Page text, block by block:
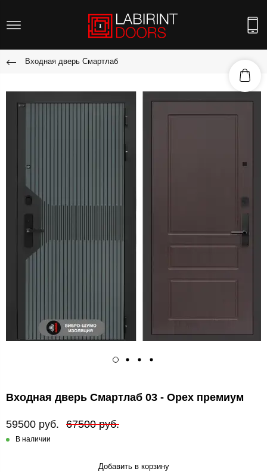
Входная дверь Смартлаб
Входная дверь Смартлаб 03 - Орех премиум
59500 руб. 67500 руб.
В наличии
Добавить в корзину